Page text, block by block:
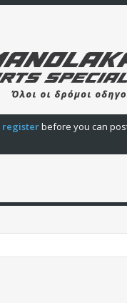
registerbefore you can